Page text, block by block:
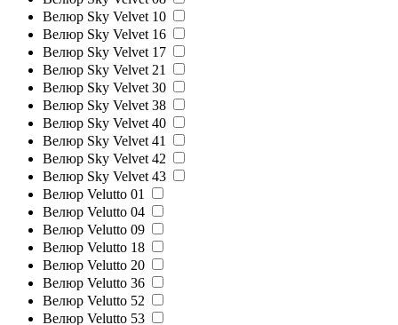
Велюр Sky Velvet 10
Велюр Sky Velvet 16
Велюр Sky Velvet 17
Велюр Sky Velvet 21
Велюр Sky Velvet 30
Велюр Sky Velvet 38
Велюр Sky Velvet 40
Велюр Sky Velvet 41
Велюр Sky Velvet 42
Велюр Sky Velvet 43
Велюр Velutto 01
Велюр Velutto 04
Велюр Velutto 09
Велюр Velutto 18
Велюр Velutto 20
Велюр Velutto 36
Велюр Velutto 52
Велюр Velutto 53